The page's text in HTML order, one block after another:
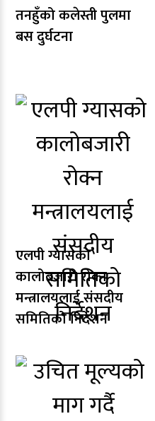
तनहुँको कलेस्ती पुलमा
बस दुर्घटना
एलपी ग्यासको
कालोबजारी रोक्न
मन्त्रालयलाई संसदीय
समितिको निर्देशन